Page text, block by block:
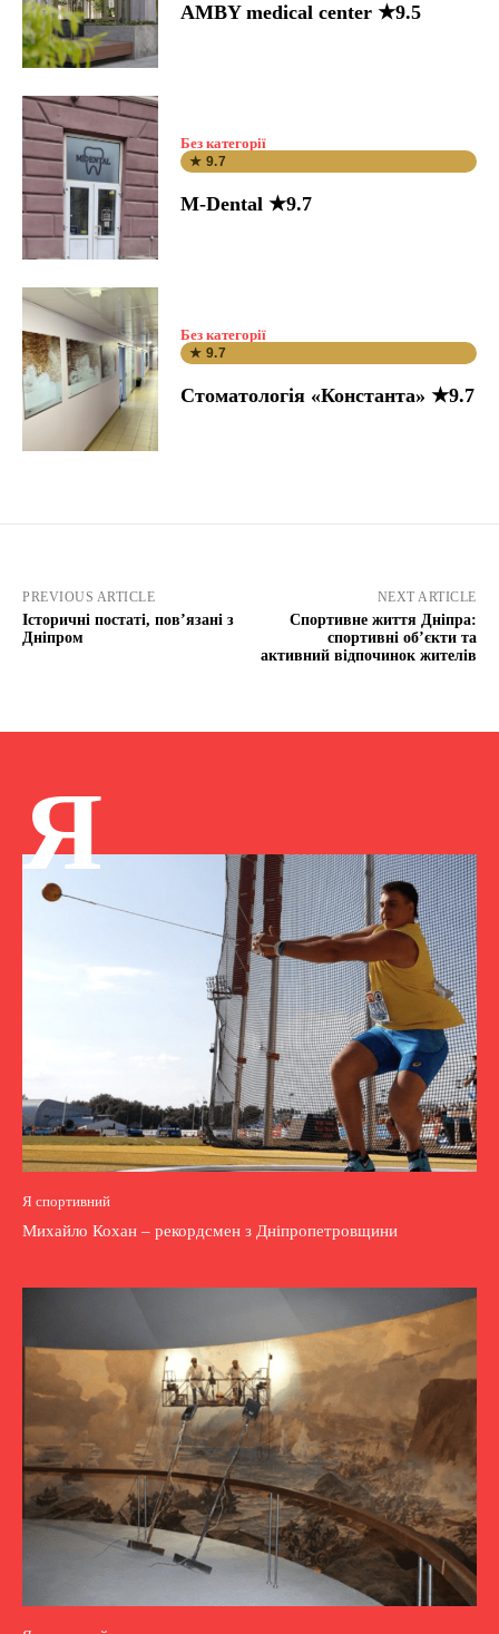
AMBY medical center ★9.5
Без категорії
★ 9.7
M-Dental ★9.7
Без категорії
★ 9.7
Стоматологія «Константа» ★9.7
PREVIOUS ARTICLE
Історичні постаті, повʼязані з
Дніпром
NEXT ARTICLE
Спортивне життя Дніпра:
спортивні об’єкти та
активний відпочинок жителів
Я
Я спортивний
Михайло Кохан – рекордсмен з Дніпропетровщини